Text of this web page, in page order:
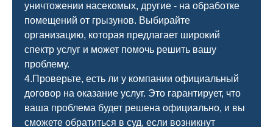
уничтожении насекомых, другие - на обработке
помещений от грызунов. Выбирайте
организацию, которая предлагает широкий
спектр услуг и может помочь решить вашу
проблему.
4.Проверьте, есть ли у компании официальный
договор на оказание услуг. Это гарантирует, что
ваша проблема будет решена официально, и вы
сможете обратиться в суд, если возникнут